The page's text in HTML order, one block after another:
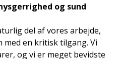
og sund
del af vores arbejde,
en kritisk tilgang. Vi
og vi er meget bevidste